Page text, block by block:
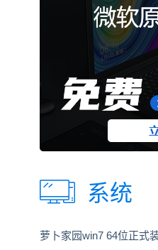
系统
萝卜家园win7 64位正式